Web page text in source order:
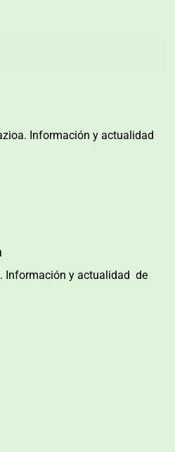
Información y actualidad
Información y actualidad de